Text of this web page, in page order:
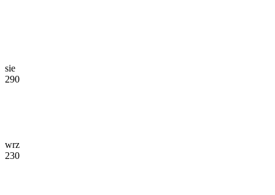
sie
290
wrz
230